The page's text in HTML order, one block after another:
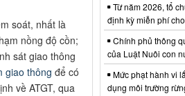
soát, nhất là
nồng độ cồn;
sát giao thông
giao thông để có
về ATGT, qua
Từ năm 2026, tổ
định kỳ miễn phí
Chính phủ thông
của Luật Nuôi con
Mức phạt hành vi
dụng môi trường